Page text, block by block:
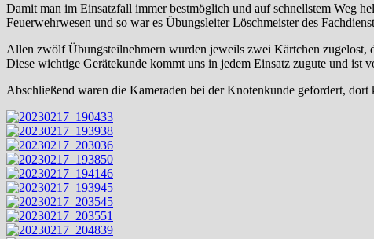
Damit man im Einsatzfall immer bestmöglich und auf schnellstem Weg
Feuerwehrwesen und so war es Übungsleiter Löschmeister des
Allen zwölf Übungsteilnehmern wurden jeweils zwei Kärtchen zugelost,
Diese wichtige Gerätekunde kommt uns in jedem Einsatz zugute und ist
Abschließend waren die Kameraden bei der Knotenkunde gefordert,